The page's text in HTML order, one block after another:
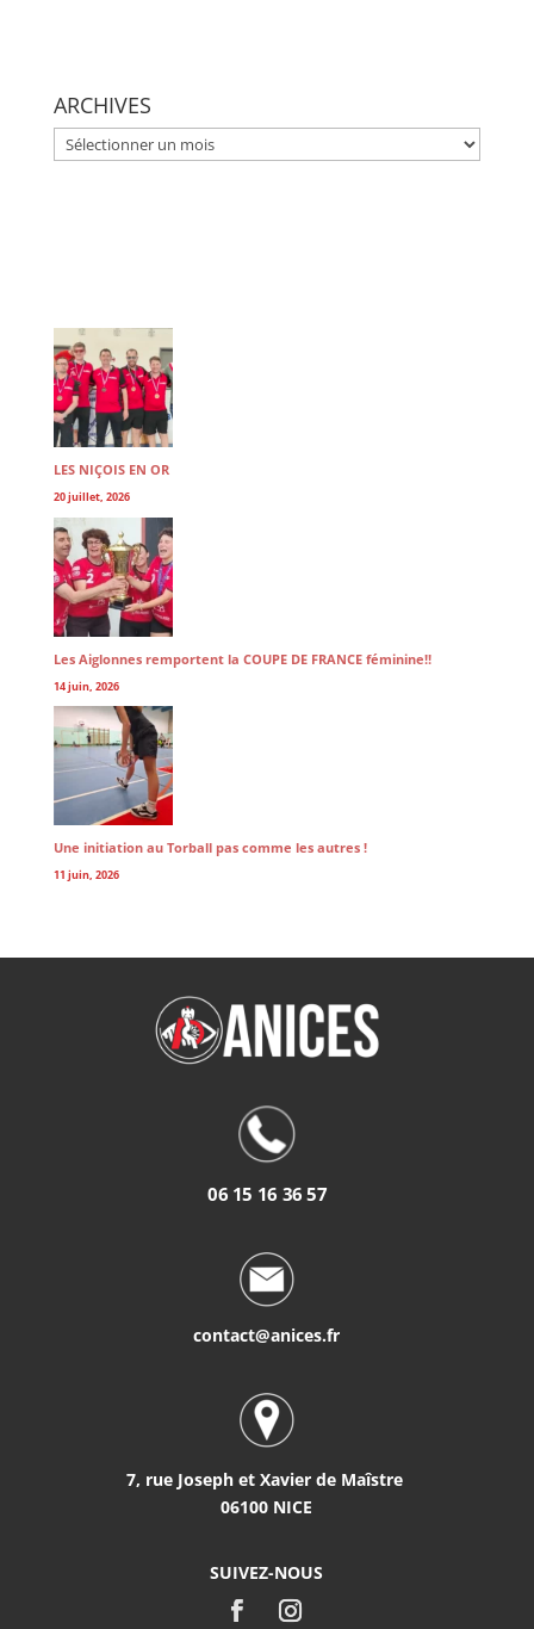
ARCHIVES
ARCHIVES
LES NIÇOIS EN OR
20 juillet, 2026
Les Aiglonnes remportent la COUPE DE FRANCE féminine!!
14 juin, 2026
Une initiation au Torball pas comme les autres !
11 juin, 2026
06 15 16 36 57
contact@anices.fr
7, rue Joseph et Xavier de Maîstre
06100 NICE
SUIVEZ-NOUS